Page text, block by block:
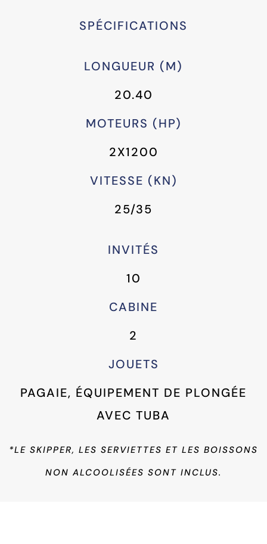
SPÉCIFICATIONS
LONGUEUR (M)
20.40
MOTEURS (HP)
2X1200
VITESSE (KN)
25/35
INVITÉS
10
CABINE
2
JOUETS
PAGAIE, ÉQUIPEMENT DE PLONGÉE
AVEC TUBA
*LE SKIPPER, LES SERVIETTES ET LES BOISSONS
NON ALCOOLISÉES SONT INCLUS.